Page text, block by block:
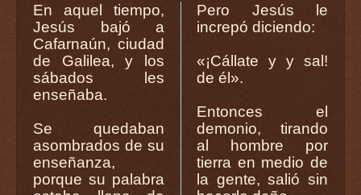
En aquel tiempo,
Jesús bajó a
Cafarnaún, ciudad
de Galilea, y los
sábados les
enseñaba.
Se quedaban
asombrados de su
enseñanza,
porque su palabra
Pero Jesús le
increpó diciendo:
«¡Cállate y y sal!
de él».
Entonces el
demonio, tirando
al hombre por
tierra en medio de
la gente, salió sin